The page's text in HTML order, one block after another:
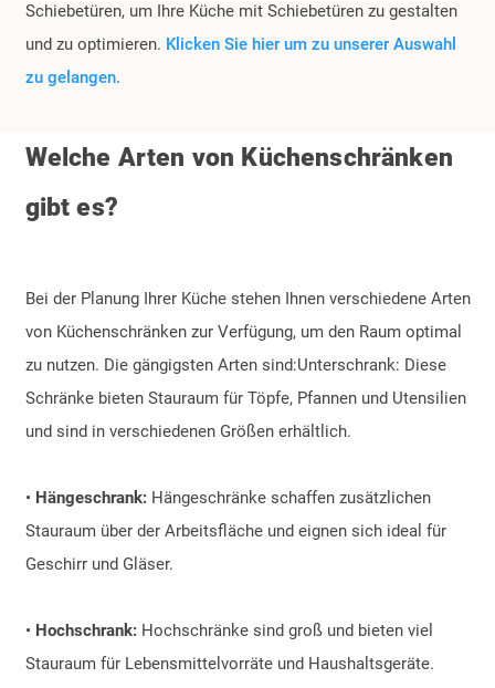
Schiebetüren, um Ihre Küche mit Schiebetüren zu gestalten
und zu optimieren. Klicken Sie hier um zu unserer Auswahl
zu gelangen.
Welche Arten von Küchenschränken
gibt es?
Bei der Planung Ihrer Küche stehen Ihnen verschiedene Arten
von Küchenschränken zur Verfügung, um den Raum optimal
zu nutzen. Die gängigsten Arten sind:Unterschrank: Diese
Schränke bieten Stauraum für Töpfe, Pfannen und Utensilien
und sind in verschiedenen Größen erhältlich.
• Hängeschrank:Hängeschränke schaffen zusätzlichen
Stauraum über der Arbeitsfläche und eignen sich ideal für
Geschirr und Gläser.
• Hochschrank:Hochschränke sind groß und bieten viel
Stauraum für Lebensmittelvorräte und Haushaltsgeräte.